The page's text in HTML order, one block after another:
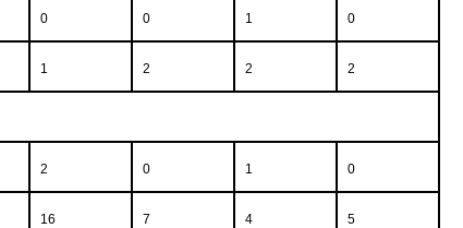
0 0 1 0
1 2 2 2
2 0 1 0
16 7 4 5